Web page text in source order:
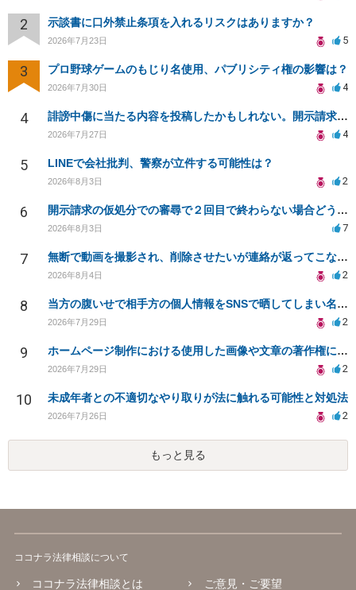
2 示談書に口外禁止条項を入れるリスクはありますか？
2026年7月23日 5
3 プロ野球ゲームのもじり名使用、パブリシティ権の影響は？
2026年7月30日 4
4 誹謗中傷に当たる内容を投稿したかもしれない。開示請求や民事刑事裁判に発展しうるのか教えて欲しい。
2026年7月27日 4
5 LINEで会社批判、警察が立件する可能性は？
2026年8月3日 2
6 開示請求の仮処分での審尋で２回目で終わらない場合どうしたらいいですか
2026年8月3日 7
7 無断で動画を撮影され、削除させたいが連絡が返ってこない。
2026年8月4日 2
8 当方の腹いせで相手方の個人情報をSNSで晒してしまい名誉毀損させてしまったかもしれない
2026年7月29日 2
9 ホームページ制作における使用した画像や文章の著作権について
2026年7月29日 2
10 未成年者との不適切なやり取りが法に触れる可能性と対処法
2026年7月26日 2
もっと見る
ココナラ法律相談について
ココナラ法律相談とは ご意見・ご要望